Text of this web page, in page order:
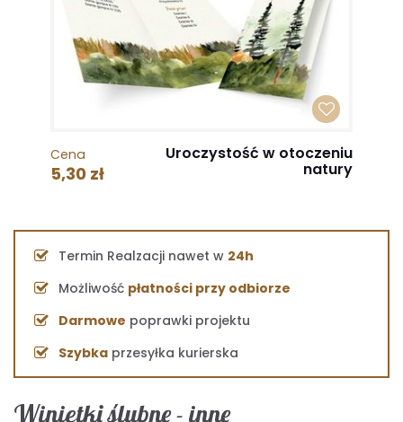
Winietki ślubne - inne
Cena
5,30 zł
Uroczystość w otoczeniu
natury
Termin Realzacji nawet w 24h
Możliwość płatności przy odbiorze
Darmowe poprawki projektu
Szybka przesyłka kurierska